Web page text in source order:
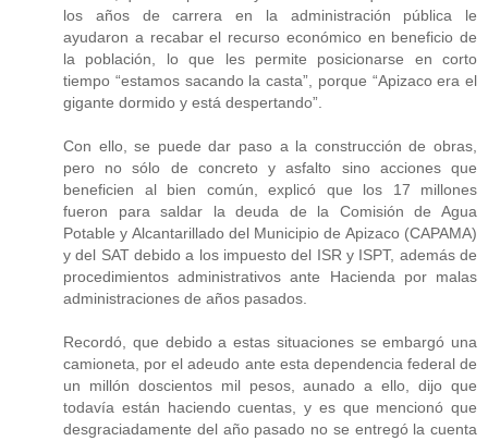
los años de carrera en la administración pública le
ayudaron a recabar el recurso económico en beneficio de
la población, lo que les permite posicionarse en corto
tiempo “estamos sacando la casta”, porque “Apizaco era el
gigante dormido y está despertando”.
Con ello, se puede dar paso a la construcción de obras,
pero no sólo de concreto y asfalto sino acciones que
beneficien al bien común, explicó que los 17 millones
fueron para saldar la deuda de la Comisión de Agua
Potable y Alcantarillado del Municipio de Apizaco (CAPAMA)
y del SAT debido a los impuesto del ISR y ISPT, además de
procedimientos administrativos ante Hacienda por malas
administraciones de años pasados.
Recordó, que debido a estas situaciones se embargó una
camioneta, por el adeudo ante esta dependencia federal de
un millón doscientos mil pesos, aunado a ello, dijo que
todavía están haciendo cuentas, y es que mencionó que
desgraciadamente del año pasado no se entregó la cuenta